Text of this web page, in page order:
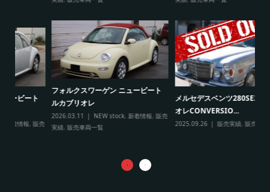
フォルクスワーゲン ニュービート
ルカブリオレ
NEW stock , 新着情報,販売
実績,販売車両一覧
メルセデスベンツ280SE3.5カブリ
オレCONVERSIO...
販売実績, 販売車両一覧